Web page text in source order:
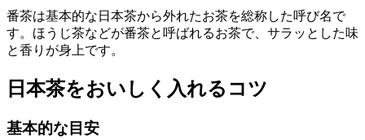
番茶は基本的な日本茶から外れたお茶を総称した呼び名で
す。ほうじ茶などが番茶と呼ばれるお茶で、サラッとした味
と香りが身上です。
日本茶をおいしく入れるコツ
基本的な目安